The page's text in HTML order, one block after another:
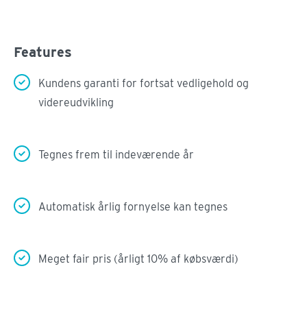
Features
Kundens garanti for fortsat vedligehold og
videreudvikling
Tegnes frem til indeværende år
Automatisk årlig fornyelse kan tegnes
Meget fair pris (årligt 10% af købsværdi)